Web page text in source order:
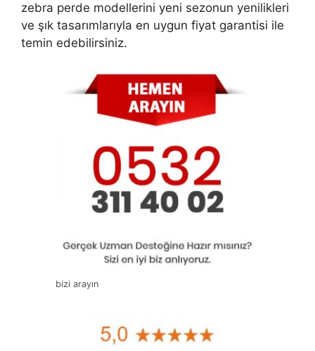
zebra perde modellerini yeni sezonun yenilikleri
ve şık tasarımlarıyla en uygun fiyat garantisi ile
temin edebilirsiniz.
bizi arayın